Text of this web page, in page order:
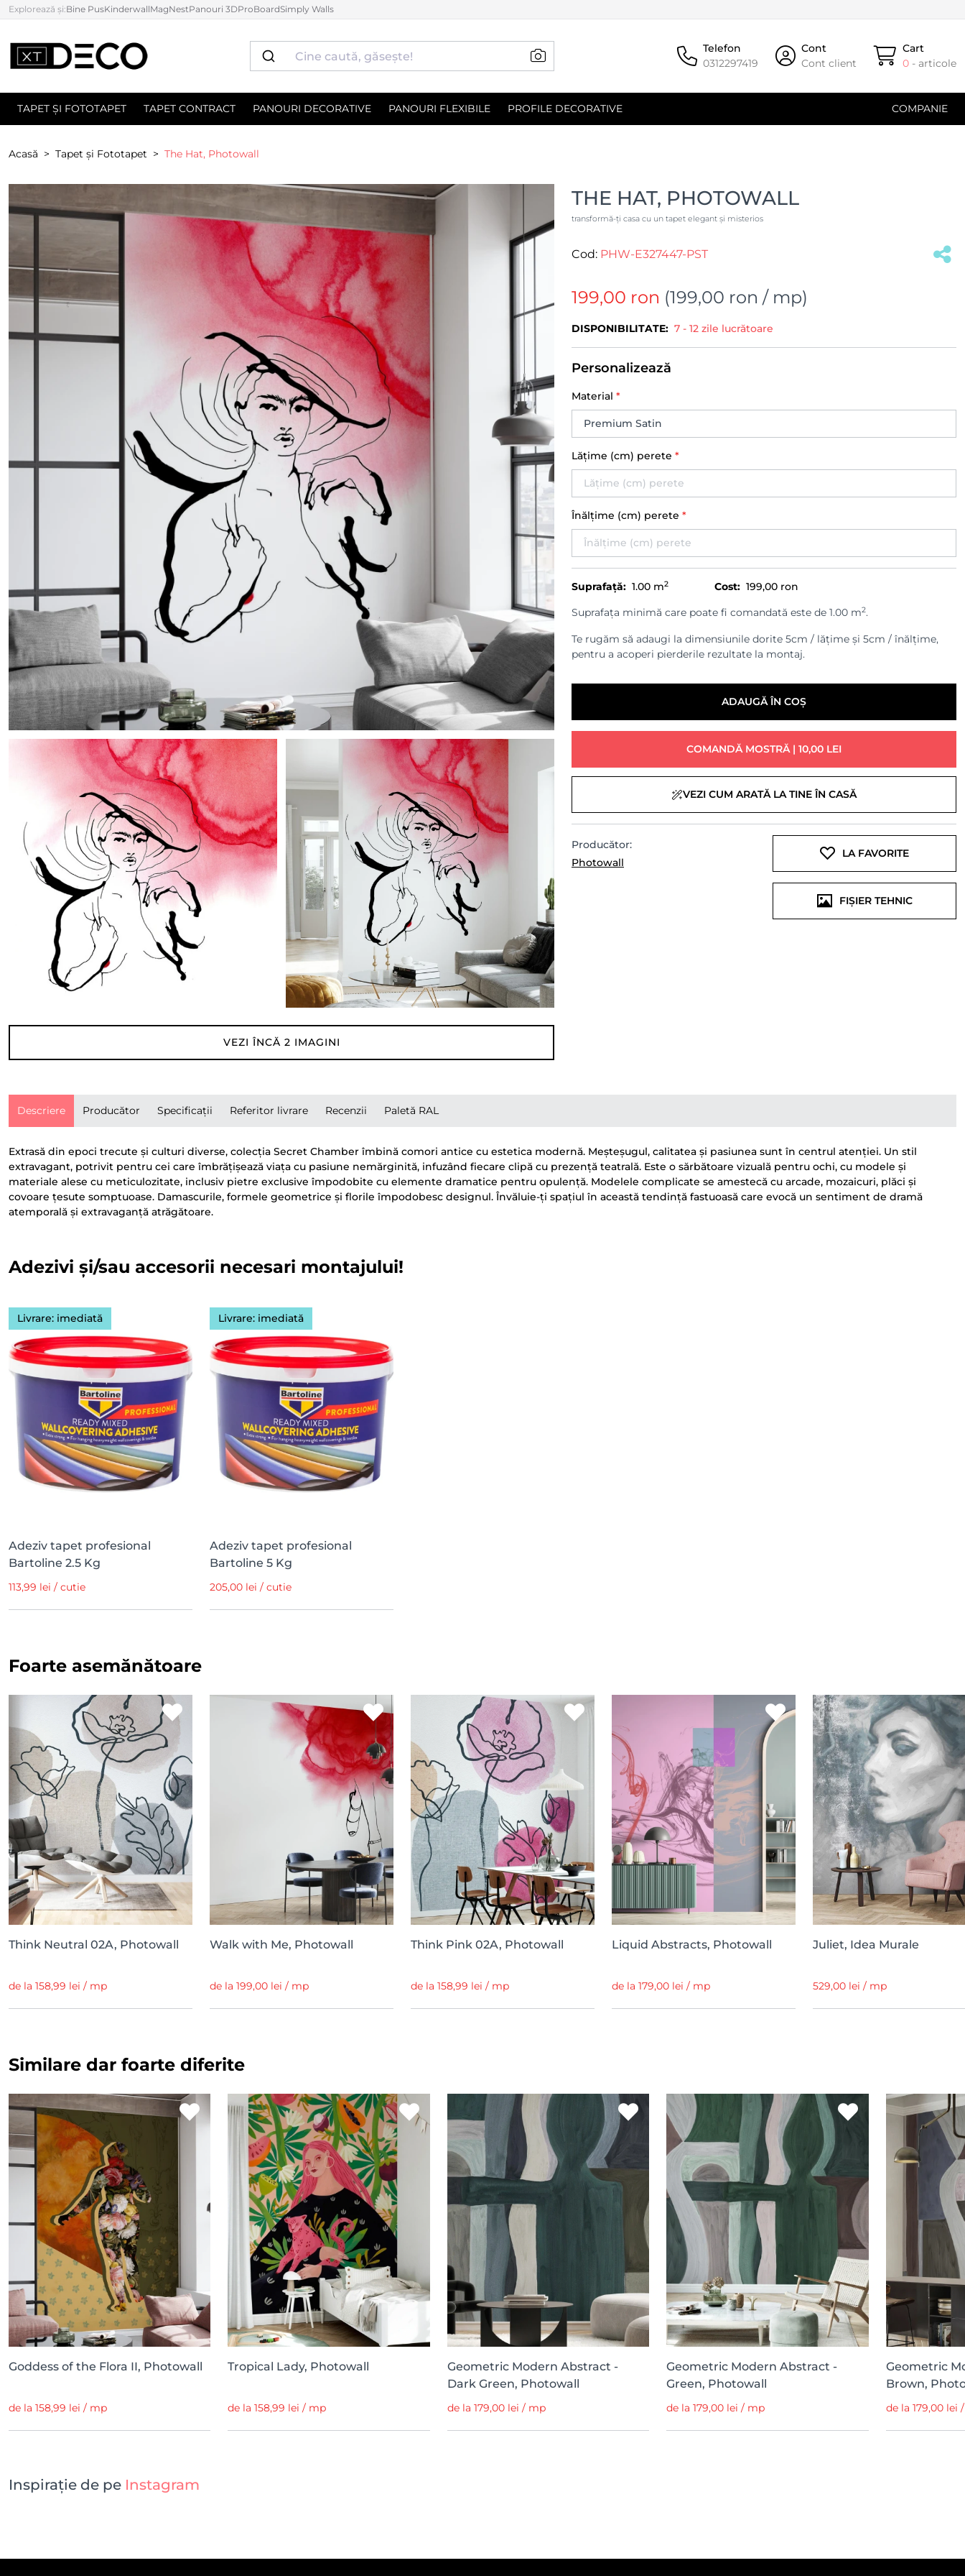
Explorează și:Bine PusKinderwallMagNestPanouri 3DProBoardSimply Walls
Telefon
0312297419
Cont
Cont client
Cart
0 - articole
TAPET ȘI FOTOTAPET TAPET CONTRACT PANOURI DECORATIVE PANOURI FLEXIBILE PROFILE DECORATIVE COMPANIE
Acasă Tapet și Fototapet The Hat, Photowall
VEZI ÎNCĂ 2 IMAGINI
THE HAT, PHOTOWALL
transformă-ți casa cu un tapet elegant și misterios
Cod: PHW-E327447-PST
199,00 ron (199,00 ron / mp)
DISPONIBILITATE: 7 - 12 zile lucrătoare
Personalizează
Material *
Lățime (cm) perete *
Înălțime (cm) perete *
Suprafață: 1.00 m2 Cost: 199,00 ron
Suprafața minimă care poate fi comandată este de 1.00 m2.
Te rugăm să adaugi la dimensiunile dorite 5cm / lățime și 5cm / înălțime,
pentru a acoperi pierderile rezultate la montaj.
ADAUGĂ ÎN COȘ
COMANDĂ MOSTRĂ | 10,00 LEI
VEZI CUM ARATĂ LA TINE ÎN CASĂ
Producător:
Photowall
LA FAVORITE
FIȘIER TEHNIC
Descriere Producător Specificații Referitor livrare Recenzii Paletă RAL
Extrasă din epoci trecute și culturi diverse, colecția Secret Chamber îmbină comori antice cu estetica modernă. Meșteșugul, calitatea și pasiunea sunt în centrul atenției. Un stil
extravagant, potrivit pentru cei care îmbrățișează viața cu pasiune nemărginită, infuzând fiecare clipă cu prezență teatrală. Este o sărbătoare vizuală pentru ochi, cu modele și
materiale alese cu meticulozitate, inclusiv pietre exclusive împodobite cu elemente dramatice pentru opulență. Modelele complicate se amestecă cu arcade, mozaicuri, plăci și
covoare țesute somptuoase. Damascurile, formele geometrice și florile împodobesc designul. Învăluie-ți spațiul în această tendință fastuoasă care evocă un sentiment de dramă
atemporală și extravaganță atrăgătoare.
Adezivi și/sau accesorii necesari montajului!
Livrare: imediată
Adeziv tapet profesional
Bartoline 2.5 Kg
113,99 lei / cutie
Livrare: imediată
Adeziv tapet profesional
Bartoline 5 Kg
205,00 lei / cutie
Foarte asemănătoare
Think Neutral 02A, Photowall
de la 158,99 lei / mp
Walk with Me, Photowall
de la 199,00 lei / mp
Think Pink 02A, Photowall
de la 158,99 lei / mp
Liquid Abstracts, Photowall
de la 179,00 lei / mp
Juliet, Idea Murale
529,00 lei / mp
Similare dar foarte diferite
Goddess of the Flora II, Photowall
de la 158,99 lei / mp
Tropical Lady, Photowall
de la 158,99 lei / mp
Geometric Modern Abstract -
Dark Green, Photowall
de la 179,00 lei / mp
Geometric Modern Abstract -
Green, Photowall
de la 179,00 lei / mp
Geometric
Brown,
de la 179,00 lei
Inspirație de pe Instagram